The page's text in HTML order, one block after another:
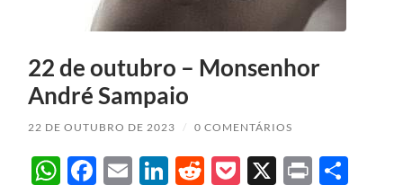
22 de outubro – Monsenhor
André Sampaio
22 DE OUTUBRO DE 2023 / 0 COMENTÁRIOS
WhatsApp
Facebook
EmailLinkedIn
Reddit
Pocket
X Print